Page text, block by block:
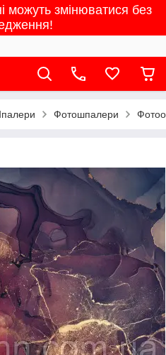
можуть змінюватися без
Фотошпалери